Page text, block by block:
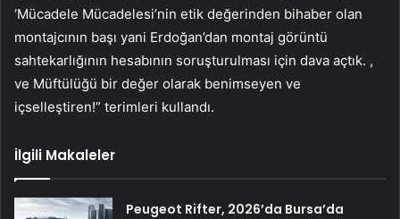
‘Mücadele Mücadelesi’nin etik değerinden bihaber olan
montajcının başı yani Erdoğan’dan montaj görüntü
sahtekarlığının hesabının soruşturulması için dava açtık. ,
ve Müftülüğü bir değer olarak benimseyen ve
içselleştiren!” terimleri kullandı.
İlgili Makaleler
Peugeot Rifter, 2026’da Bursa’da